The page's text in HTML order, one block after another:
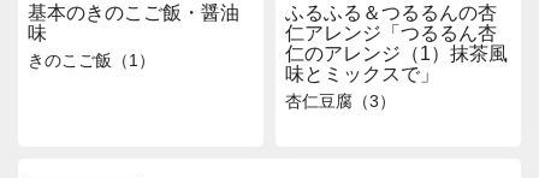
基本のきのこご飯・醤油
味
きのこご飯（1）
ふるふる＆つるるんの杏
仁アレンジ「つるるん杏
仁のアレンジ（1）抹茶風
味とミックスで」
杏仁豆腐（3）